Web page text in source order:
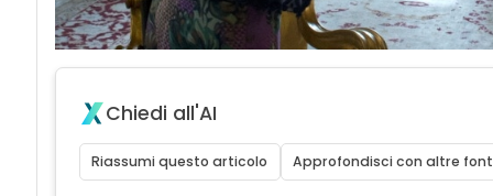
Chiedi all'AI
Riassumi questo articolo Approfondisci con altre